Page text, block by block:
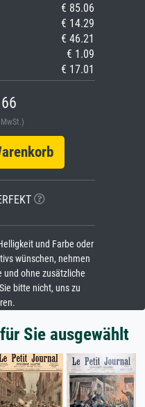
€ 85.06
€ 14.29
€ 46.21
€ 1.09
€ 17.01
und Farbe oder
wünschen, nehmen
und ohne zusätzliche
bitte nicht, uns zu
Sie ausgewählt